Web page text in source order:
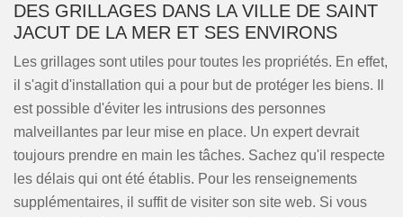
DES GRILLAGES DANS LA VILLE DE SAINT
JACUT DE LA MER ET SES ENVIRONS
Les grillages sont utiles pour toutes les propriétés. En effet,
il s'agit d'installation qui a pour but de protéger les biens. Il
est possible d'éviter les intrusions des personnes
malveillantes par leur mise en place. Un expert devrait
toujours prendre en main les tâches. Sachez qu'il respecte
les délais qui ont été établis. Pour les renseignements
supplémentaires, il suffit de visiter son site web. Si vous